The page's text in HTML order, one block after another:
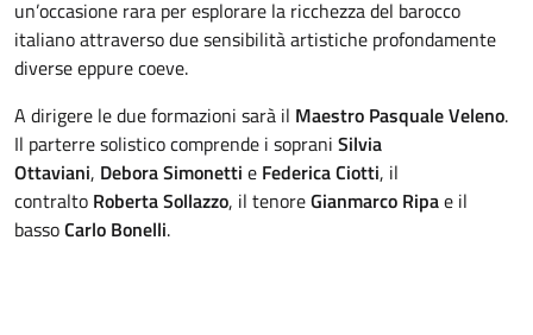
un’occasione rara per esplorare la ricchezza del barocco
italiano attraverso due sensibilità artistiche profondamente
diverse eppure coeve.
A dirigere le due formazioni sarà il Maestro Pasquale Veleno.
Il parterre solistico comprende i soprani Silvia
Ottaviani, Debora Simonetti e Federica Ciotti, il
contralto Roberta Sollazzo, il tenoreGianmarco Ripae il
bassoCarlo Bonelli.